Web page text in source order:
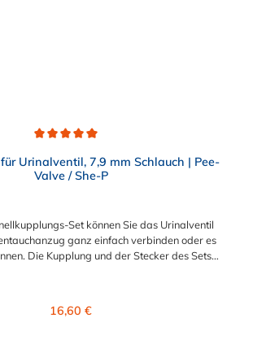
Urinalventil, 7,9 mm Schlauch | Pee-
Valve / She-P
Set können Sie das Urinalventil
ganz einfach verbinden oder es
Die Kupplung und der Stecker des Sets
verschließen. Die Kupplung sowie der
Regulärer Preis:
16,60 €